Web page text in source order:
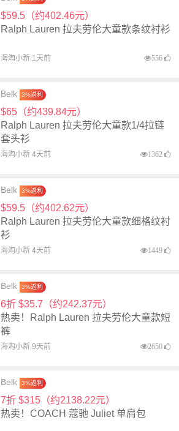
$59.5（约402.46元）
Ralph Lauren 拉夫劳伦大童款条纹衬衫
海淘小新 1天前 556
Belk 3%返利
$65（约439.84元）
Ralph Lauren 拉夫劳伦大童款1/4拉链
套头衫
海淘小新 4天前 1362
Belk 3%返利
$59.5（约402.62元）
Ralph Lauren 拉夫劳伦大童款细格纹衬
衫
海淘小新 4天前 1449
Belk 3%返利
6折 $35.7（约242.37元）
热卖！Ralph Lauren 拉夫劳伦大童款短
裤
海淘小新 9天前 2650
Belk 3%返利
7折 $315（约2138.22元）
热卖！COACH 蔻驰 Juliet 单肩包